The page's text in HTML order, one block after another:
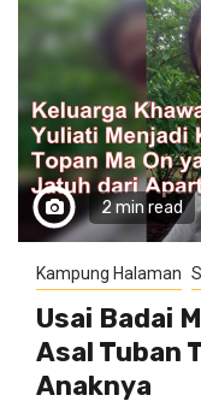
2 min read
Kampung Halaman
Usai Badai
Asal Tuban
Anaknya